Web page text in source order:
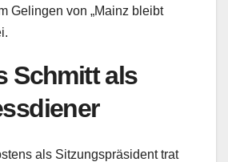
Gelingen von „Mainz bleibt
Schmitt als
als Sitzungspräsident trat